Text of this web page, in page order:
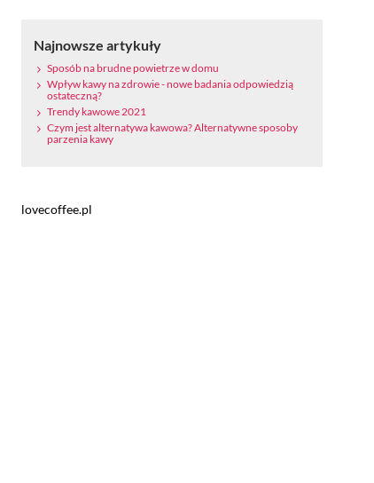
Najnowsze artykuły
Sposób na brudne powietrze w domu
Wpływ kawy na zdrowie - nowe badania odpowiedzią
ostateczną?
Trendy kawowe 2021
Czym jest alternatywa kawowa? Alternatywne sposoby
parzenia kawy
lovecoffee.pl